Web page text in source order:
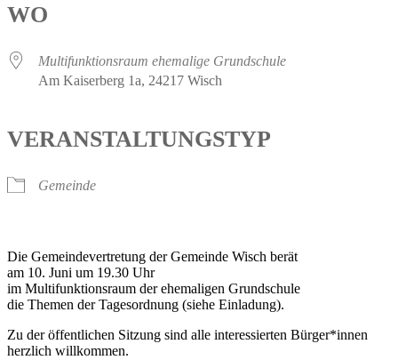
WO
Multifunktionsraum ehemalige Grundschule
Am Kaiserberg 1a, 24217 Wisch
VERANSTALTUNGSTYP
Gemeinde
Die Gemeindevertretung der Gemeinde Wisch berät
am 10. Juni um 19.30 Uhr
im Multifunktionsraum der ehemaligen Grundschule
die Themen der Tagesordnung (siehe Einladung).
Zu der öffentlichen Sitzung sind alle interessierten Bürger*innen
herzlich willkommen.